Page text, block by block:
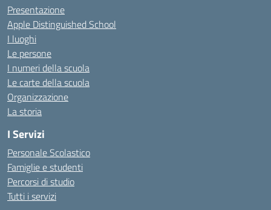
Presentazione
Apple Distinguished School
I luoghi
Le persone
I numeri della scuola
Le carte della scuola
Organizzazione
La storia
I Servizi
Personale Scolastico
Famiglie e studenti
Percorsi di studio
Tutti i servizi